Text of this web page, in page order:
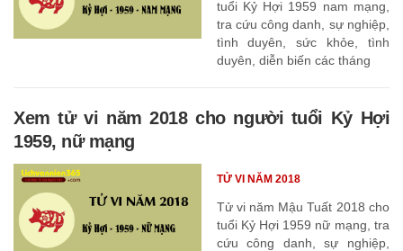
tuổi Kỷ Hợi 1959 nam mạng,
tra cứu công danh, sự nghiệp,
tình duyên, sức khỏe, tình
duyên, diễn biến các tháng
Xem tử vi năm 2018 cho người tuổi Kỷ Hợi
1959, nữ mạng
Tử vi năm Mậu Tuất 2018 cho
tuổi Kỷ Hợi 1959 nữ mạng, tra
cứu công danh, sự nghiệp,
TỬ VI NĂM 2018